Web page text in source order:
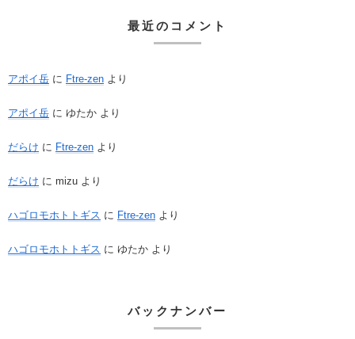
最近のコメント
アポイ岳 に Ftre-zen より
アポイ岳 に ゆたか より
だらけ に Ftre-zen より
だらけ に mizu より
ハゴロモホトトギス に Ftre-zen より
ハゴロモホトトギス に ゆたか より
バックナンバー